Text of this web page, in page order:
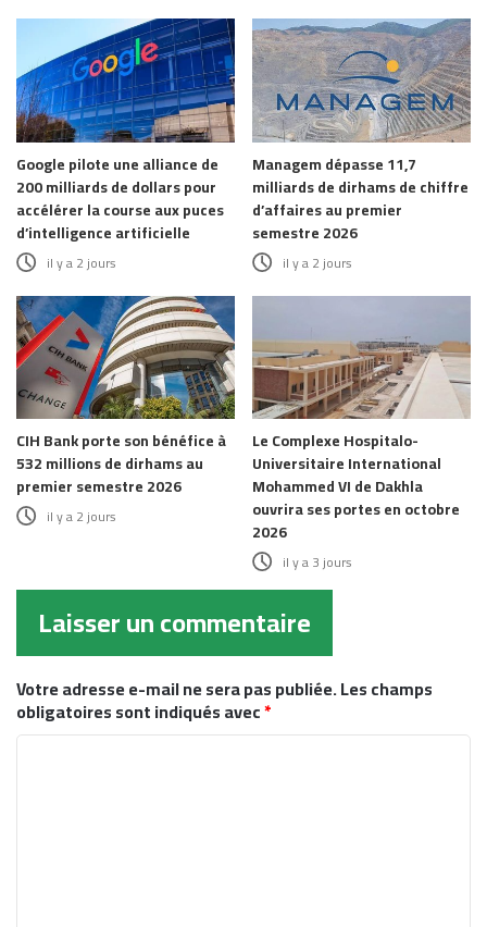
Google pilote une alliance de
200 milliards de dollars pour
accélérer la course aux puces
d’intelligence artificielle
il y a 2 jours
Managem dépasse 11,7
milliards de dirhams de chiffre
d’affaires au premier
semestre 2026
il y a 2 jours
CIH Bank porte son bénéfice à
532 millions de dirhams au
premier semestre 2026
il y a 2 jours
Le Complexe Hospitalo-
Universitaire International
Mohammed VI de Dakhla
ouvrira ses portes en octobre
2026
il y a 3 jours
Laisser un commentaire
Votre adresse e-mail ne sera pas publiée.Les champs
obligatoires sont indiqués avec*